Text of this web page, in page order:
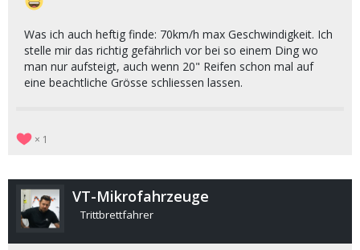
Was ich auch heftig finde: 70km/h max Geschwindigkeit. Ich
stelle mir das richtig gefährlich vor bei so einem Ding wo
man nur aufsteigt, auch wenn 20" Reifen schon mal auf
eine beachtliche Grösse schliessen lassen.
1
VT-Mikrofahrzeuge
Trittbrettfahrer